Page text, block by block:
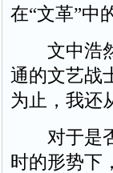
在“文革”中
文中浩然
通的文艺战
为止，我还
对于是否
时的形势下